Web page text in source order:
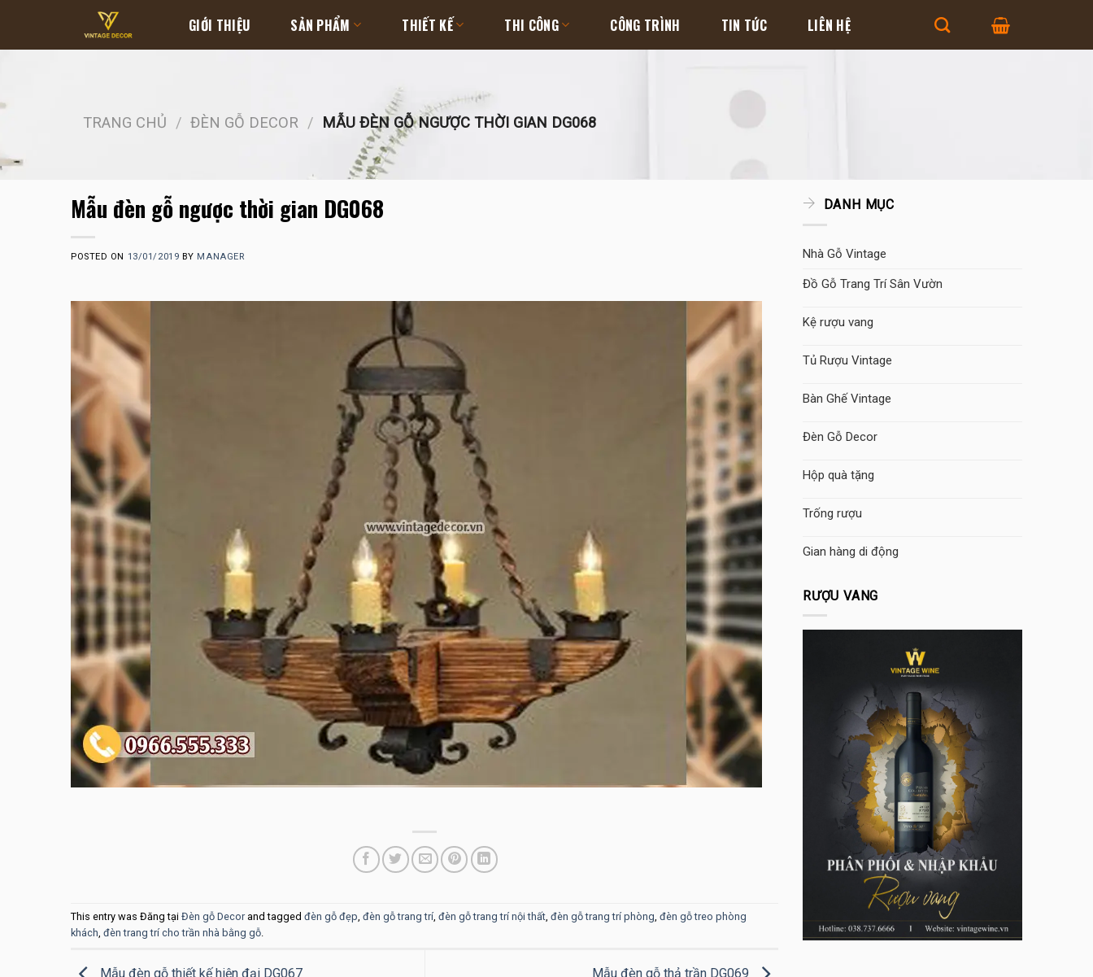
content
GIỚI THIỆU SẢN PHẨM THIẾT KẾ THI CÔNG CÔNG TRÌNH TIN TỨC LIÊN HỆ
TRANG CHỦ / ĐÈN GỖ DECOR / MẪU ĐÈN GỖ NGƯỢC THỜI GIAN DG068
Mẫu đèn gỗ ngược thời gian DG068
POSTED ON 13/01/2019 BY MANAGER
This entry was Đăng tại Đèn gỗ Decor and tagged đèn gỗ đẹp, đèn gỗ trang trí, đèn gỗ trang trí nội thất, đèn gỗ trang trí phòng, đèn gỗ treo phòng
khách, đèn trang trí cho trần nhà bằng gỗ.
Mẫu đèn gỗ thiết kế hiện đại DG067 Mẫu đèn gỗ thả trần DG069
DANH MỤC
Nhà Gỗ Vintage
Đồ Gỗ Trang Trí Sân Vườn
Kệ rượu vang
Tủ Rượu Vintage
Bàn Ghế Vintage
Đèn Gỗ Decor
Hộp quà tặng
Trống rượu
Gian hàng di động
RƯỢU VANG